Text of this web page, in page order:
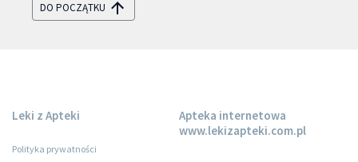
DO POCZĄTKU
Leki z Apteki
Polityka prywatności
Apteka internetowa
www.lekizapteki.com.pl